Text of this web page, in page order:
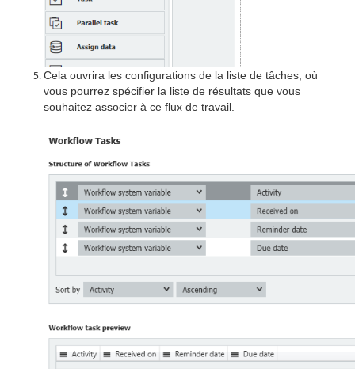
Cela ouvrira les configurations de la liste de tâches, où
vous pourrez spécifier la liste de résultats que vous
souhaitez associer à ce flux de travail.